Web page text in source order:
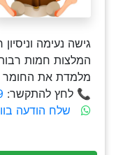
גישה נעימה
המלצות חמות
מלמדת את החומר
📞 לחץ להתקשר:
שלח הודעה